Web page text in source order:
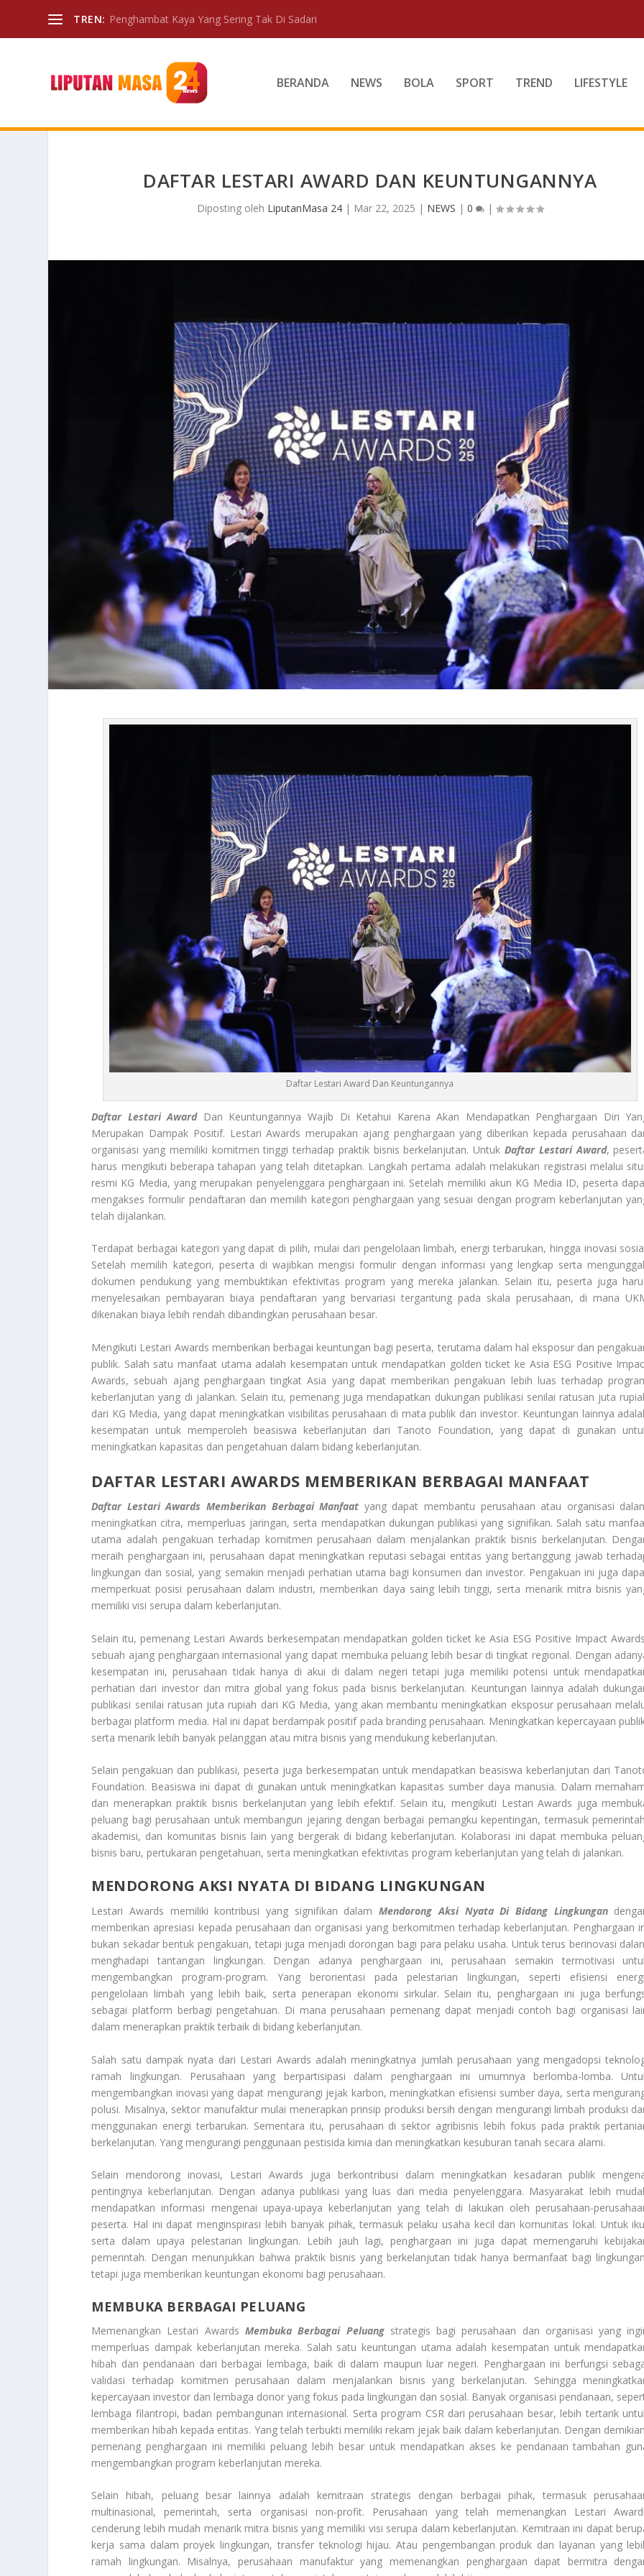
TREN: Penghambat Kaya Yang Sering Tak Di Sadari
BERANDA NEWS BOLA SPORT TREND LIFESTYLE
DAFTAR LESTARI AWARD DAN KEUNTUNGANNYA
Diposting oleh LiputanMasa 24| Mar 22, 2025 | NEWS | 0 |
Daftar Lestari Award Dan Keuntungannya
Daftar Lestari AwardDan Keuntungannya Wajib Di Ketahui Karena Akan Mendapatkan Penghargaan Diri
Merupakan Dampak Positif. Lestari Awards merupakan ajang penghargaan yang diberikan kepada perusahaan
organisasi yang memiliki komitmen tinggi terhadap praktik bisnis berkelanjutan. UntukDaftar Lestari Award,
harus mengikuti beberapa tahapan yang telah ditetapkan. Langkah pertama adalah melakukan registrasi melalui
resmi KG Media, yang merupakan penyelenggara penghargaan ini. Setelah memiliki akun KG Media ID, peserta
mengakses formulir pendaftaran dan memilih kategori penghargaan yang sesuai dengan program keberlanjutan
telah dijalankan.
Terdapat berbagai kategori yang dapat di pilih, mulai dari pengelolaan limbah, energi terbarukan, hingga inovasi
Setelah memilih kategori, peserta di wajibkan mengisi formulir dengan informasi yang lengkap serta
dokumen pendukung yang membuktikan efektivitas program yang mereka jalankan. Selain itu, peserta juga
menyelesaikan pembayaran biaya pendaftaran yang bervariasi tergantung pada skala perusahaan, di mana
dikenakan biaya lebih rendah dibandingkan perusahaan besar.
Mengikuti Lestari Awards memberikan berbagai keuntungan bagi peserta, terutama dalam hal eksposur dan
publik. Salah satu manfaat utama adalah kesempatan untuk mendapatkan golden ticket ke Asia ESG Positive
Awards, sebuah ajang penghargaan tingkat Asia yang dapat memberikan pengakuan lebih luas terhadap
keberlanjutan yang di jalankan. Selain itu, pemenang juga mendapatkan dukungan publikasi senilai ratusan juta
dari KG Media, yang dapat meningkatkan visibilitas perusahaan di mata publik dan investor. Keuntungan lainnya
kesempatan untuk memperoleh beasiswa keberlanjutan dari Tanoto Foundation, yang dapat di gunakan
meningkatkan kapasitas dan pengetahuan dalam bidang keberlanjutan.
DAFTAR LESTARI AWARDS MEMBERIKAN BERBAGAI MANFAAT
Daftar Lestari Awards Memberikan Berbagai Manfaat yang dapat membantu perusahaan atau organisasi
meningkatkan citra, memperluas jaringan, serta mendapatkan dukungan publikasi yang signifikan. Salah satu
utama adalah pengakuan terhadap komitmen perusahaan dalam menjalankan praktik bisnis berkelanjutan.
meraih penghargaan ini, perusahaan dapat meningkatkan reputasi sebagai entitas yang bertanggung jawab
lingkungan dan sosial, yang semakin menjadi perhatian utama bagi konsumen dan investor. Pengakuan ini juga
memperkuat posisi perusahaan dalam industri, memberikan daya saing lebih tinggi, serta menarik mitra bisnis
memiliki visi serupa dalam keberlanjutan.
Selain itu, pemenang Lestari Awards berkesempatan mendapatkan golden ticket ke Asia ESG Positive Impact
sebuah ajang penghargaan internasional yang dapat membuka peluang lebih besar di tingkat regional. Dengan
kesempatan ini, perusahaan tidak hanya di akui di dalam negeri tetapi juga memiliki potensi untuk
perhatian dari investor dan mitra global yang fokus pada bisnis berkelanjutan. Keuntungan lainnya adalah
publikasi senilai ratusan juta rupiah dari KG Media, yang akan membantu meningkatkan eksposur perusahaan
berbagai platform media. Hal ini dapat berdampak positif pada branding perusahaan. Meningkatkan kepercayaan
serta menarik lebih banyak pelanggan atau mitra bisnis yang mendukung keberlanjutan.
Selain pengakuan dan publikasi, peserta juga berkesempatan untuk mendapatkan beasiswa keberlanjutan dari
Foundation. Beasiswa ini dapat di gunakan untuk meningkatkan kapasitas sumber daya manusia. Dalam
dan menerapkan praktik bisnis berkelanjutan yang lebih efektif. Selain itu, mengikuti Lestari Awards juga
peluang bagi perusahaan untuk membangun jejaring dengan berbagai pemangku kepentingan, termasuk
akademisi, dan komunitas bisnis lain yang bergerak di bidang keberlanjutan. Kolaborasi ini dapat membuka
bisnis baru, pertukaran pengetahuan, serta meningkatkan efektivitas program keberlanjutan yang telah di jalankan.
MENDORONG AKSI NYATA DI BIDANG LINGKUNGAN
Lestari Awards memiliki kontribusi yang signifikan dalamMendorong Aksi Nyata Di Bidang Lingkungan
memberikan apresiasi kepada perusahaan dan organisasi yang berkomitmen terhadap keberlanjutan. Penghargaan
bukan sekadar bentuk pengakuan, tetapi juga menjadi dorongan bagi para pelaku usaha. Untuk terus berinovasi
menghadapi tantangan lingkungan. Dengan adanya penghargaan ini, perusahaan semakin termotivasi
mengembangkan program-program. Yang berorientasi pada pelestarian lingkungan, seperti efisiensi
pengelolaan limbah yang lebih baik, serta penerapan ekonomi sirkular. Selain itu, penghargaan ini juga
sebagai platform berbagi pengetahuan. Di mana perusahaan pemenang dapat menjadi contoh bagi organisasi
dalam menerapkan praktik terbaik di bidang keberlanjutan.
Salah satu dampak nyata dari Lestari Awards adalah meningkatnya jumlah perusahaan yang mengadopsi
ramah lingkungan. Perusahaan yang berpartisipasi dalam penghargaan ini umumnya berlomba-lomba.
mengembangkan inovasi yang dapat mengurangi jejak karbon, meningkatkan efisiensi sumber daya, serta
polusi. Misalnya, sektor manufaktur mulai menerapkan prinsip produksi bersih dengan mengurangi limbah produksi
menggunakan energi terbarukan. Sementara itu, perusahaan di sektor agribisnis lebih fokus pada praktik
berkelanjutan. Yang mengurangi penggunaan pestisida kimia dan meningkatkan kesuburan tanah secara alami.
Selain mendorong inovasi, Lestari Awards juga berkontribusi dalam meningkatkan kesadaran publik
pentingnya keberlanjutan. Dengan adanya publikasi yang luas dari media penyelenggara. Masyarakat lebih
mendapatkan informasi mengenai upaya-upaya keberlanjutan yang telah di lakukan oleh perusahaan-
peserta. Hal ini dapat menginspirasi lebih banyak pihak, termasuk pelaku usaha kecil dan komunitas lokal. Untuk
serta dalam upaya pelestarian lingkungan. Lebih jauh lagi, penghargaan ini juga dapat memengaruhi
pemerintah. Dengan menunjukkan bahwa praktik bisnis yang berkelanjutan tidak hanya bermanfaat bagi
tetapi juga memberikan keuntungan ekonomi bagi perusahaan.
MEMBUKA BERBAGAI PELUANG
Memenangkan Lestari Awards Membuka Berbagai Peluangstrategis bagi perusahaan dan organisasi yang
memperluas dampak keberlanjutan mereka. Salah satu keuntungan utama adalah kesempatan untuk
hibah dan pendanaan dari berbagai lembaga, baik di dalam maupun luar negeri. Penghargaan ini berfungsi
validasi terhadap komitmen perusahaan dalam menjalankan bisnis yang berkelanjutan. Sehingga
kepercayaan investor dan lembaga donor yang fokus pada lingkungan dan sosial. Banyak organisasi pendanaan,
lembaga filantropi, badan pembangunan internasional. Serta program CSR dari perusahaan besar, lebih tertarik
memberikan hibah kepada entitas. Yang telah terbukti memiliki rekam jejak baik dalam keberlanjutan. Dengan
pemenang penghargaan ini memiliki peluang lebih besar untuk mendapatkan akses ke pendanaan tambahan
mengembangkan program keberlanjutan mereka.
Selain hibah, peluang besar lainnya adalah kemitraan strategis dengan berbagai pihak, termasuk
multinasional, pemerintah, serta organisasi non-profit. Perusahaan yang telah memenangkan Lestari
cenderung lebih mudah menarik mitra bisnis yang memiliki visi serupa dalam keberlanjutan. Kemitraan ini dapat
kerja sama dalam proyek lingkungan, transfer teknologi hijau. Atau pengembangan produk dan layanan yang
ramah lingkungan. Misalnya, perusahaan manufaktur yang memenangkan penghargaan dapat bermitra